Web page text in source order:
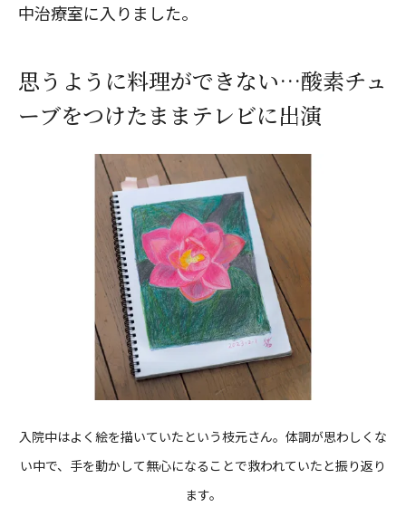
中治療室に入りました。
思うように料理ができない…酸素チュ
ーブをつけたままテレビに出演
入院中はよく絵を描いていたという枝元さん。体調が思わしくな
い中で、手を動かして無心になることで救われていたと振り返り
ます。